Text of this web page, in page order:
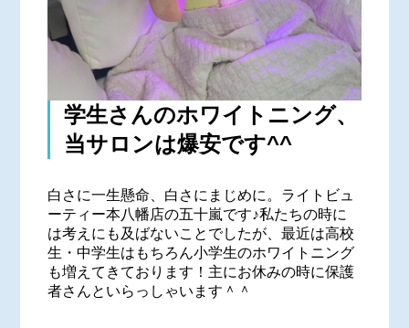
学生さんのホワイトニング、
当サロンは爆安です^^
白さに一生懸命、白さにまじめに。ライトビュ
ーティー本八幡店の五十嵐です♪私たちの時に
は考えにも及ばないことでしたが、最近は高校
生・中学生はもちろん小学生のホワイトニング
も増えてきております！主にお休みの時に保護
者さんといらっしゃいます＾＾